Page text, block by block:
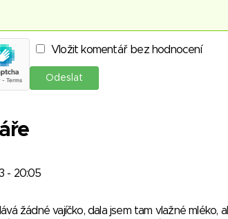
Vložit komentář bez hodnocení
- 20:05
žádné vajíčko, dala jsem tam vlažné mléko,